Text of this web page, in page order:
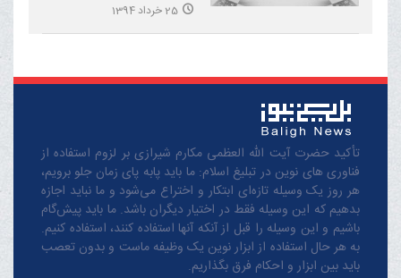
25 خرداد 1394
تأکید حضرت آیت الله العظمی مکارم شیرازی بر لزوم استفاده از
فناوری های نوین در تبلیغ اسلام: ما باید پابه پای زمان جلو برویم،
هر روز یک وسیله تازه‌ای ابتکار و اختراع می‌شود و ما نباید اجازه
بدهیم که این وسیله فقط در اختیار دیگران باشد. ما باید پیش‌گام
باشیم و این وسیله را قبل از آنکه آنها استفاده کنند، استفاده کنیم.
به هر حال استفاده از ابزار نوین یک وظیفه ماست و بدون تعصب
باید بین ابزار و احکام فرق بگذاریم.